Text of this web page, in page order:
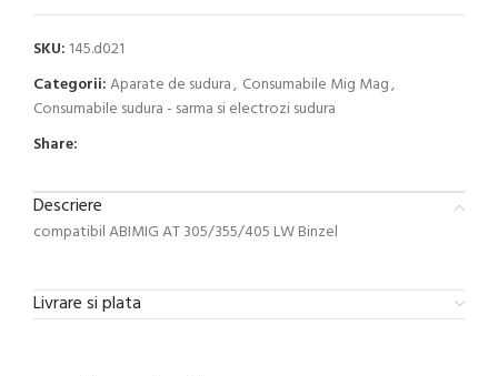
SKU: 145.d021
Categorii:Aparate de sudura, Consumabile Mig Mag,
Consumabile sudura - sarma si electrozi sudura
Share:
Descriere
compatibil ABIMIG AT 305/355/405 LW Binzel
Livrare si plata